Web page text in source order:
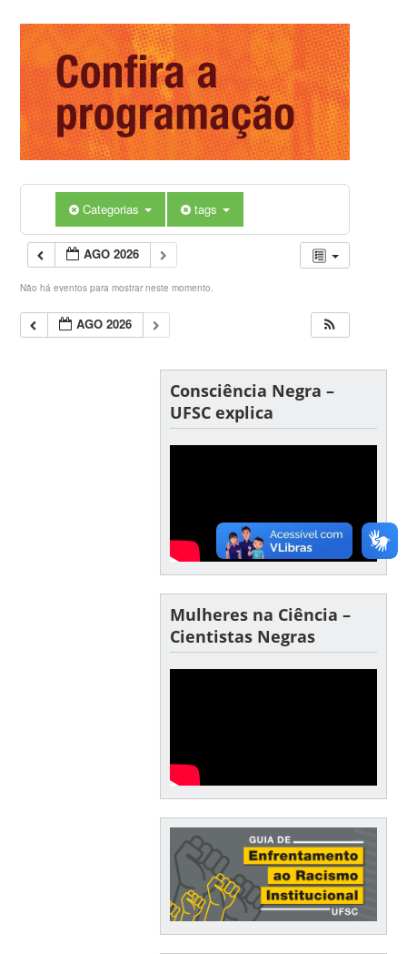
Categorias tags
AGO 2026
Não há eventos para mostrar neste momento.
AGO 2026
Consciência Negra –
UFSC explica
Mulheres na Ciência –
Cientistas Negras